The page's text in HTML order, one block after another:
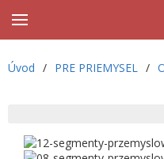
Úvod / PRE PRIEMYSEL /